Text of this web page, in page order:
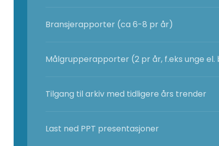
Bransjerapporter (ca 6-8 pr år)
Målgrupperapporter (2 pr år, f.eks unge el.
Tilgang til arkiv med tidligere års trender
Last ned PPT presentasjoner